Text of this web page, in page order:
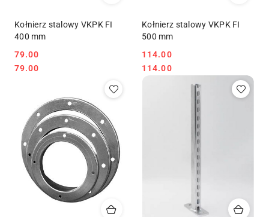
Kołnierz stalowy VKPK FI
400 mm
Cena:
79.00
Cena:
79.00
Kołnierz stalowy VKPK FI
500 mm
Cena:
114.00
Cena:
114.00